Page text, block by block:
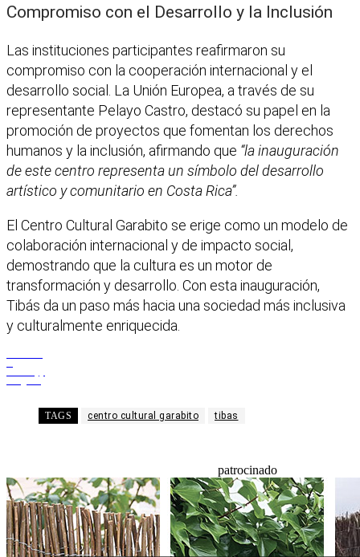
Compromiso con el Desarrollo y la Inclusión
Las instituciones participantes reafirmaron su
compromiso con la cooperación internacional y el
desarrollo social. La Unión Europea, a través de su
representante Pelayo Castro, destacó su papel en la
promoción de proyectos que fomentan los derechos
humanos y la inclusión, afirmando que “la inauguración
de este centro representa un símbolo del desarrollo
artístico y comunitario en Costa Rica”.
El Centro Cultural Garabito se erige como un modelo de
colaboración internacional y de impacto social,
demostrando que la cultura es un motor de
transformación y desarrollo. Con esta inauguración,
Tibás da un paso más hacia una sociedad más inclusiva
y culturalmente enriquecida.
TAGS centro cultural garabito tibas
patrocinado